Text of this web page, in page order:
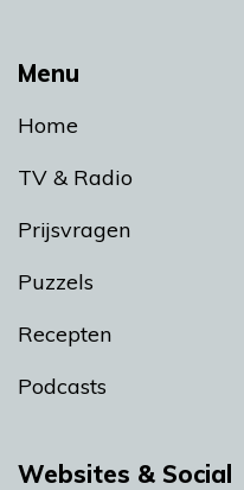
Menu
Home
TV & Radio
Prijsvragen
Puzzels
Recepten
Podcasts
Websites & Social